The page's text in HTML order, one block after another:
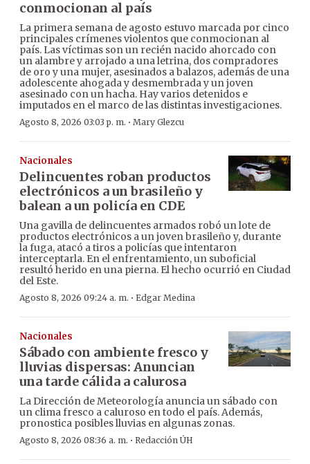
conmocionan al país
La primera semana de agosto estuvo marcada por cinco
principales crímenes violentos que conmocionan al
país. Las víctimas son un recién nacido ahorcado con
un alambre y arrojado a una letrina, dos compradores
de oro y una mujer, asesinados a balazos, además de una
adolescente ahogada y desmembrada y un joven
asesinado con un hacha. Hay varios detenidos e
imputados en el marco de las distintas investigaciones.
Agosto 8, 2026 03:03 p. m. · Mary Glezcu
Nacionales
Delincuentes roban productos
electrónicos a un brasileño y
balean a un policía en CDE
Una gavilla de delincuentes armados robó un lote de
productos electrónicos a un joven brasileño y, durante
la fuga, atacó a tiros a policías que intentaron
interceptarla. En el enfrentamiento, un suboficial
resultó herido en una pierna. El hecho ocurrió en Ciudad
del Este.
Agosto 8, 2026 09:24 a. m. · Edgar Medina
Nacionales
Sábado con ambiente fresco y
lluvias dispersas: Anuncian
una tarde cálida a calurosa
La Dirección de Meteorología anuncia un sábado con
un clima fresco a caluroso en todo el país. Además,
pronostica posibles lluvias en algunas zonas.
Agosto 8, 2026 08:36 a. m. · Redacción ÚH